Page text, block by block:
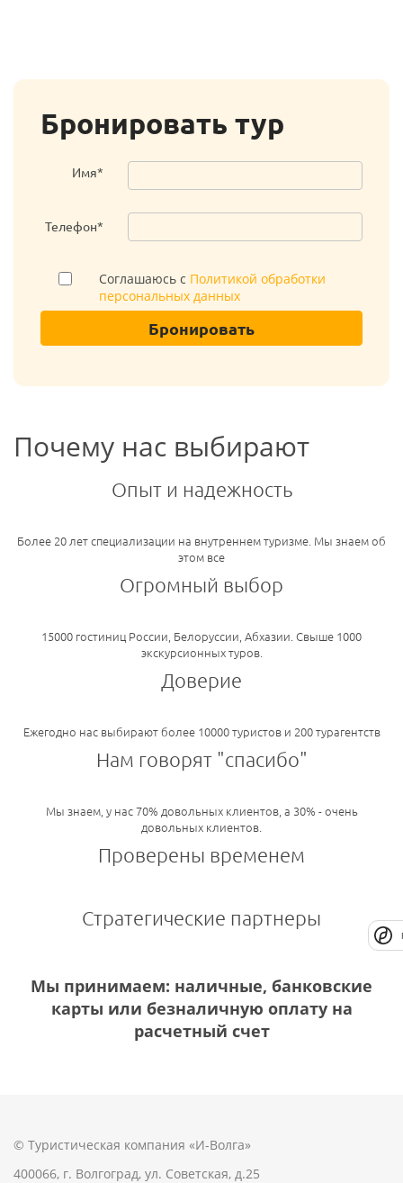
Бронировать тур
Имя*
Телефон*
Соглашаюсь с Политикой обработки
персональных данных
Бронировать
Почему нас выбирают
Опыт и надежность
Более 20 лет специализации на внутреннем туризме. Мы знаем об
этом все
Огромный выбор
15000 гостиниц России, Белоруссии, Абхазии. Свыше 1000
экскурсионных туров.
Доверие
Ежегодно нас выбирают более 10000 туристов и 200 турагентств
Нам говорят "спасибо"
Мы знаем, у нас 70% довольных клиентов, а 30% - очень
довольных клиентов.
Проверены временем
Стратегические партнеры
Мы принимаем: наличные, банковские
карты или безналичную оплату на
расчетный счет
© Туристическая компания «И-Волга»
400066, г. Волгоград, ул. Советская, д.25